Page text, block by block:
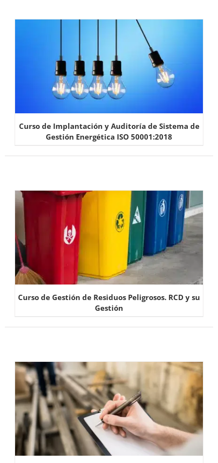
Curso de Implantación y Auditoría de Sistema de
Gestión Energética ISO 50001:2018
Curso de Gestión de Residuos Peligrosos. RCD y su
Gestión